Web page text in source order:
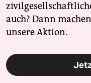
auch? Dann
unsere Aktion.